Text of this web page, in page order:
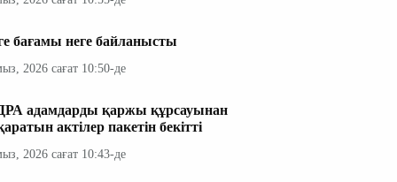
бағамы неге байланысты
2026 сағат 10:50-де
адамдарды қаржы құрсауынан
актілер пакетін бекітті
2026 сағат 10:43-де